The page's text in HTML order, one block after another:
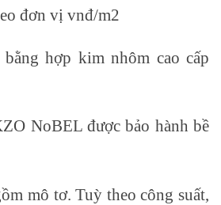
đơn vị vnđ/m2
hợp kim nhôm cao cấp
NoBEL được bảo hành bề
mô tơ. Tuỳ theo công suất,